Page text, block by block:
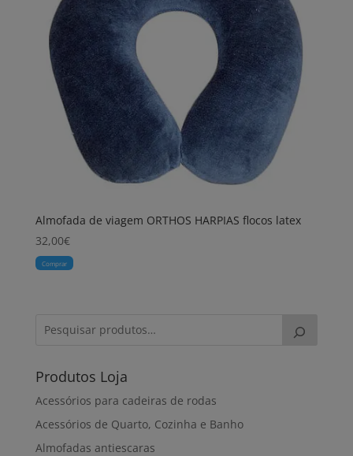
Almofada de viagem ORTHOS HARPIAS flocos latex
32,00€
Comprar
Produtos Loja
Acessórios para cadeiras de rodas
Acessórios de Quarto, Cozinha e Banho
Almofadas antiescaras